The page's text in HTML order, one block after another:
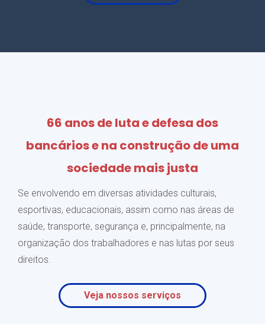
66 anos de luta e defesa dos
bancários e na construção de uma
sociedade mais justa
Se envolvendo em diversas atividades culturais,
esportivas, educacionais, assim como nas áreas de
saúde, transporte, segurança e, principalmente, na
organização dos trabalhadores e nas lutas por seus
direitos.
Veja nossos serviços